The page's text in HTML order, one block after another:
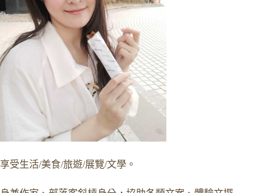
享受生活/美食/旅遊/展覽/文學。